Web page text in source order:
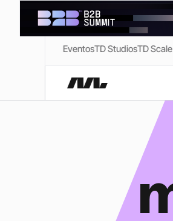
EventosTD StudiosTD Scale